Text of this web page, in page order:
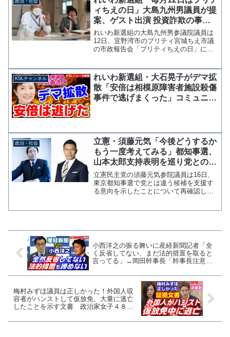
エルの先端技術をもらい...
政治・社会
ィちえの日」大島九州男議員が提
案、ゲスト出演 投資詐欺の事例
に宮城市議は爆笑
れいわ新選組の大島九州男参議院議員は
12日、宜野湾市のプリティ宮城ちえ市議
の市政報告会「プリティちえの日」にゲ
の誕生日にちなんでいるという。 宮城
市議には知人らを紹介...
KSLチャンネル
れいわ新選組・大石晃子がデマ拡
散「安倍は相模原障害者施設殺傷
事件で逃げまくった」コミュニテ
政治・社会
立憲・須藤元気「今後どうするか
もう一度考えてみる」都知事選、
山本太郎支持表明を巡り党との齟
齬を再確認
立憲民主党の須藤元気参院議員は16日、
東京都知事選で党とは違う候補を支援す
る意向を示したことについて再確認した
小西洋之の振る舞いに産経新聞記者「全
く反省してない、まだ法的措置を取ると
言ってる」→岡田幹事長「幹事長注意は
梅村みずほ議員は正しかった！外国人収
容者がハンストして仮放免、大量に逃亡
したことを示す文書 政治家女子４８